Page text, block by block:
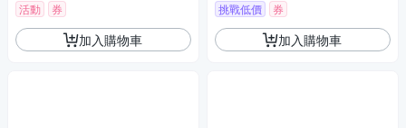
活動 券
加入購物車
挑戰低價 券
加入購物車